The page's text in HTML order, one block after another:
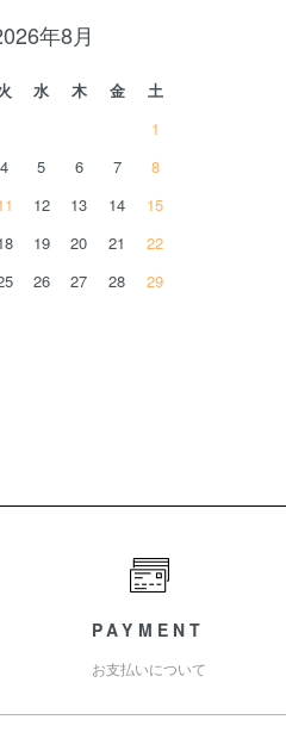
年8月
水 木 金
土
1
4 5 6 7
8
12 13 14
15
19 20 21
22
26 27 28
29
PAYMENT
お支払いについて